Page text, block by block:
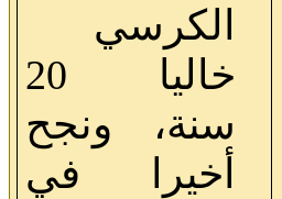
الكرسي
خاليا 20
سنة، ونجح
أخيرا في